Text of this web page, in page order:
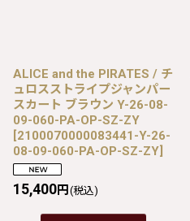
ALICE and the PIRATES / チ
ュロスストライプジャンパー
スカート ブラウン Y-26-08-
09-060-PA-OP-SZ-ZY
[2100070000083441-Y-26-
08-09-060-PA-OP-SZ-ZY]
15,400円 (税込)